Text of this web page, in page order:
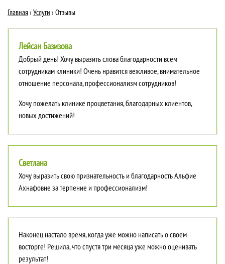
Главная › Услуги › Отзывы
Добрый день! Хочу выразить слова благодарности всем
сотрудникам клиники! Очень нравится вежливое, внимательное
отношение персонала, профессионализм сотрудников!
Хочу пожелать клинике процветания, благодарных клиентов,
новых достижений!
Лейсан Базизова
Хочу выразить свою признательность и благодарность Альфие
Ахнафовне за терпение и профессионализм!
Светлана
Наконец настало время, когда уже можно написать о своем
восторге! Решила, что спустя три месяца уже можно оценивать
результат!